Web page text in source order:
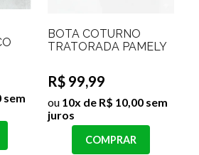
sem
BOTA COTURNO
TRATORADA PAMELY
R$ 99,99
ou 10x de R$ 10,00 sem
juros
COMPRAR